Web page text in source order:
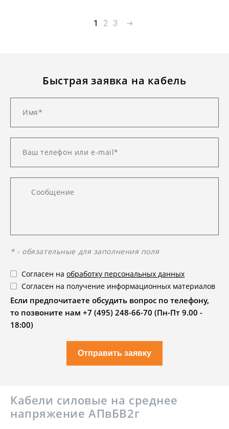
1 2 3
Быстрая заявка на кабель
* - обязательные для заполнения поля
Согласен на обработку персональных данных
Согласен на получение информационных материалов
Если предпочитаете обсудить вопрос по телефону,
то позвоните нам +7 (495) 248-66-70 (Пн-Пт 9.00 -
18:00)
Отправить заявку
Кабели силовые на среднее
напряжение АПвБВ2г